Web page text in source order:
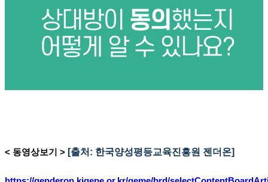
< 동영상보기 > [출처: 한국양성평등교육진흥원 젠더온]